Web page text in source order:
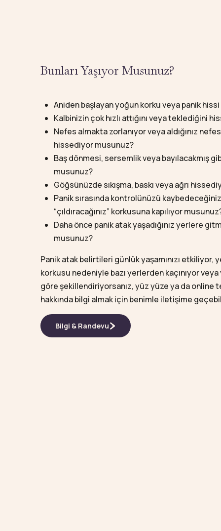
Bunları Yaşıyor Musunuz?
Aniden başlayan yoğun korku veya panik
Kalbinizin çok hızlı attığını veya teklediğini
Nefes almakta zorlanıyor veya aldığınız
hissediyor musunuz?
Baş dönmesi, sersemlik veya bayılacakmış
musunuz?
Göğsünüzde sıkışma, baskı veya ağrı
Panik sırasında kontrolünüzü
“çıldıracağınız” korkusuna kapılıyor
Daha önce panik atak yaşadığınız yerlere
musunuz?
Panik atak belirtileri günlük yaşamınızı etkiliyor,
korkusu nedeniyle bazı yerlerden kaçınıyor veya
göre şekillendiriyorsanız, yüz yüze ya da online
hakkında bilgi almak için benimle iletişime
Bilgi & Randevu